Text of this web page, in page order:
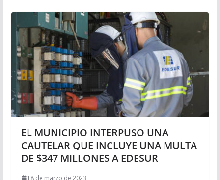
EL MUNICIPIO INTERPUSO UNA
CAUTELAR QUE INCLUYE UNA MULTA
DE $347 MILLONES A EDESUR
18 de marzo de 2023